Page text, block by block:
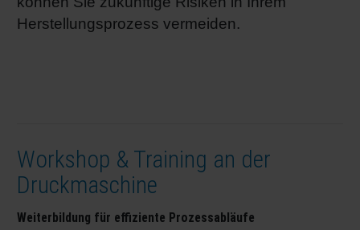
Herstellungsprozess vermeiden.
Workshop & Training an der
Druckmaschine
Weiterbildung für effiziente Prozessabläufe